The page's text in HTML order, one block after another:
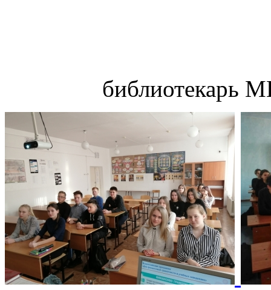
библиотекарь